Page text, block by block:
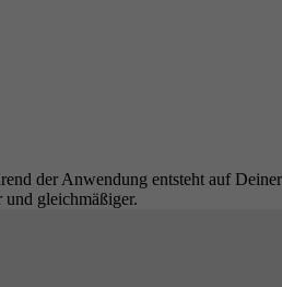
der Anwendung entsteht auf
gleichmäßiger.